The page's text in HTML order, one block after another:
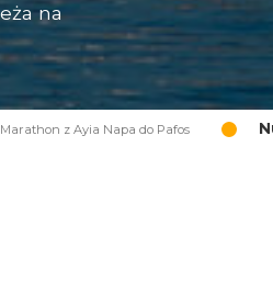
na
z Ayia Napa do Pafos